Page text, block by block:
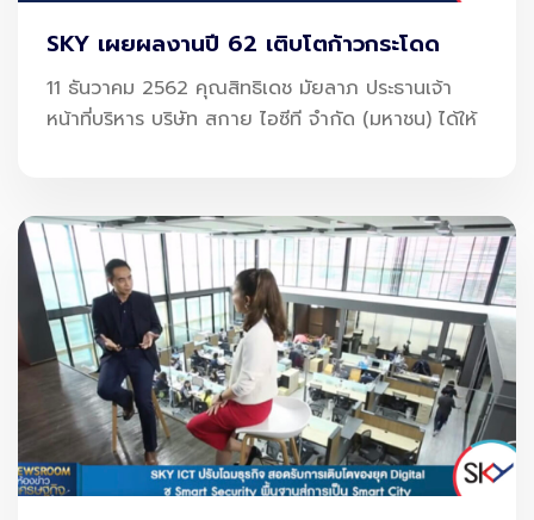
จากระบบอัตโนมัติที่ลดการใช้พลังงาน ไปจนถึงการจัดการ
ข้อมูลเพื่อลดทรัพยากรที่สิ้นเปลือง SKYICT เชื่อว่าเทคโนโลยี
แล้ว “Net Zero” คืออะไร?
SKY เผยผลงานปี 62 เติบโตก้าวกระโดด
11 ธันวาคม 2562 คุณสิทธิเดช มัยลาภ ประธานเจ้า
หน้าที่บริหาร บริษัท สกาย ไอซีที จำกัด (มหาชน) ได้ให้